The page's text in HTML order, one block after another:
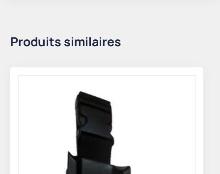
Produits similaires